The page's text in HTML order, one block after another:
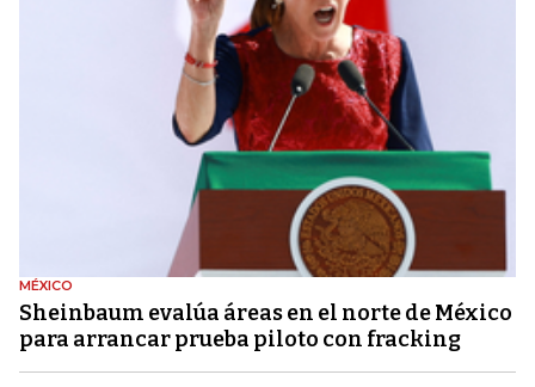
MÉXICO
Sheinbaum evalúa áreas en el norte de México
para arrancar prueba piloto con fracking